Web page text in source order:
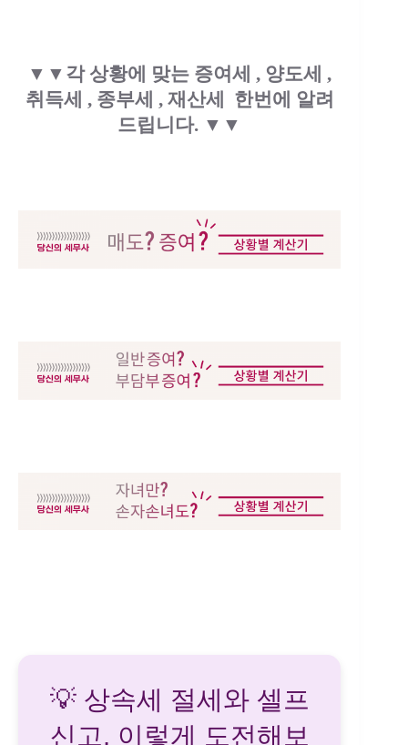
▼▼각 상황에 맞는 증여세 , 양도세 ,
취득세 , 종부세 , 재산세 한번에 알려
드립니다. ▼▼
💡 상속세 절세와 셀프
신고, 이렇게 도전해보